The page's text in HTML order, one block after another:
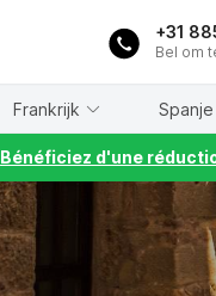
+31
Bel om
Frankrijk Spanje
Bénéficiez d'une